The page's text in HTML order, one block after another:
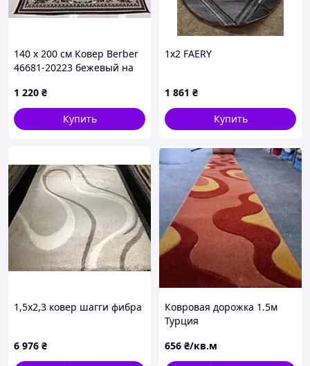
140 x 200 см Ковер Berber
46681-20223 бежевый на
1 220 ₴
Купить
1х2 FАЕRY
1 861 ₴
Купить
1,5х2,3 ковер шагги фибра
6 976 ₴
Ковровая дорожка 1.5м
Турция
656 ₴/кв.м